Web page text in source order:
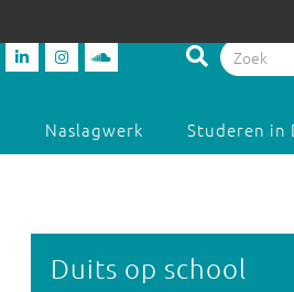
Naslagwerk Studeren in
Duits op school